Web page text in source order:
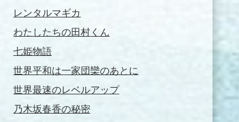
レンタルマギカ
わたしたちの田村くん
七姫物語
世界平和は一家団欒のあとに
世界最速のレベルアップ
乃木坂春香の秘密